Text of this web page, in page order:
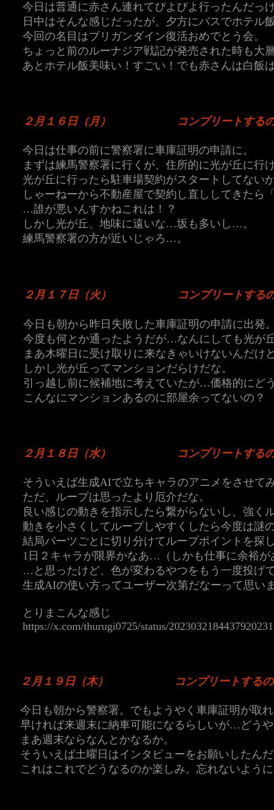
今日は普通に赤さん連れてぴよぴよ行ったんだっ
日中はそんな感じだったが、夕方にバスでホテル
今回の名目はブリガンダイン復活おめでとう会。
ちょっと前のルーナジア戦記が発売された時も大
あとホテル飯美味い！すごい！でも赤さんは白飯
２月１６日（月） コンプリートする
今日は仕事の前に警察署に車庫証明の申請に。
まずは練馬警察署に行くが、住所的に光が丘に行
光が丘に行ったら駐車場契約がスタートしてない
しゃーねーから不動産屋で契約し直ししてきた
…誰が悪いんすかねこれは！？
しかし光が丘、地味に遠いな…坂も多いし…。
練馬警察署の方が近いじゃろ…。
２月１７日（火） コンプリートす
今日も朝から昨日失敗した車庫証明の申請に出発
今度も何とか通ったようだが…なんにしても光が
まあ木曜日に受け取りに来なきゃいけないんだけ
しかし光が丘ってマンションだらけだな。
引っ越し前に候補地に考えていたが…価格的にど
こんなにマンションあるのに部屋余ってないの？
２月１８日（水） コンプリートする
そういえば生成AIで立ちキャラのアニメをさせ
ただ、ループは思ったより厄介だな。
良い感じの動きを指示したら繋がらないし、強く
動きを小さくしてループしやすくしたら今度は謎
結局パーツごとに切り分けてループポイントを
1日２キャラが限界かなあ…（しかも仕事に余裕が
…と思ったけど、色が変わるやつをもう一度投げ
生成AIの使い方ってユーザー次第だなーって思い
とりまこんな感じ
https://x.com/thurugi0725/status/2023032184437920231
２月１９日（木） コンプリートする
今日も朝から警察署。でもようやく車庫証明が取
早ければ来週末に納車可能になるらしいが…どう
まあ週末ならなんとかなるか。
そういえば土曜日はインタビューをお願いしたん
これはこれでどうなるのか楽しみ。忘れないよう